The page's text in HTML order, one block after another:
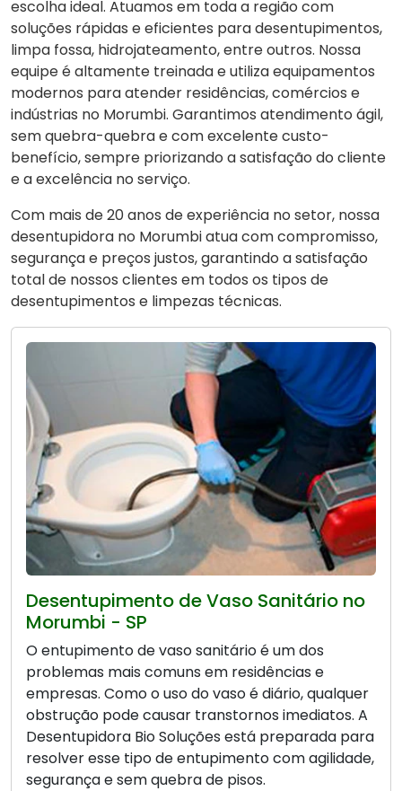
escolha ideal. Atuamos em toda a região com
soluções rápidas e eficientes para desentupimentos,
limpa fossa, hidrojateamento, entre outros. Nossa
equipe é altamente treinada e utiliza equipamentos
modernos para atender residências, comércios e
indústrias no Morumbi. Garantimos atendimento ágil,
sem quebra-quebra e com excelente custo-
benefício, sempre priorizando a satisfação do cliente
e a excelência no serviço.
Com mais de 20 anos de experiência no setor, nossa
desentupidora no Morumbi atua com compromisso,
segurança e preços justos, garantindo a satisfação
total de nossos clientes em todos os tipos de
desentupimentos e limpezas técnicas.
Desentupimento de Vaso Sanitário no
Morumbi - SP
O entupimento de vaso sanitário é um dos
problemas mais comuns em residências e
empresas. Como o uso do vaso é diário, qualquer
obstrução pode causar transtornos imediatos. A
Desentupidora Bio Soluções está preparada para
resolver esse tipo de entupimento com agilidade,
segurança e sem quebra de pisos.